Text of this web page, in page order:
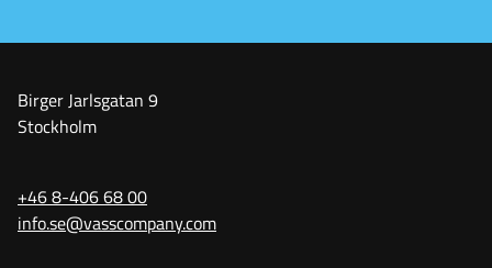
Birger Jarlsgatan 9
Stockholm
+46 8-406 68 00
info.se@vasscompany.com